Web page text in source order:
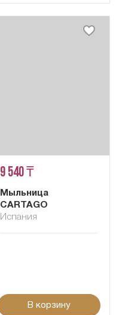
9 540 ₸
Мыльница
CARTAGO
Испания
В корзину